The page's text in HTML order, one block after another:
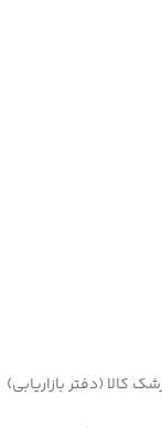
کالا (دفتر بازاریابی)